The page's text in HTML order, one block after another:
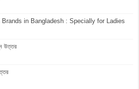
in Bangladesh : Specially for Ladies
উত্তর